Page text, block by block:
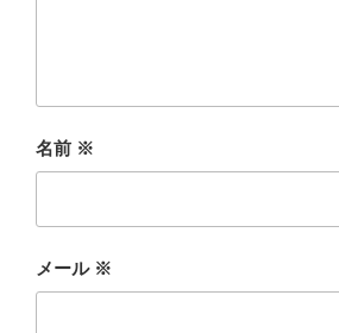
名前 ※
メール ※